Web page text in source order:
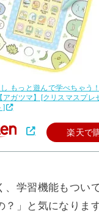
もっと遊んで学べちゃう
ガツマ】[クリスマスプレ
]
楽天で
学習機能もつい
？」と気になりま